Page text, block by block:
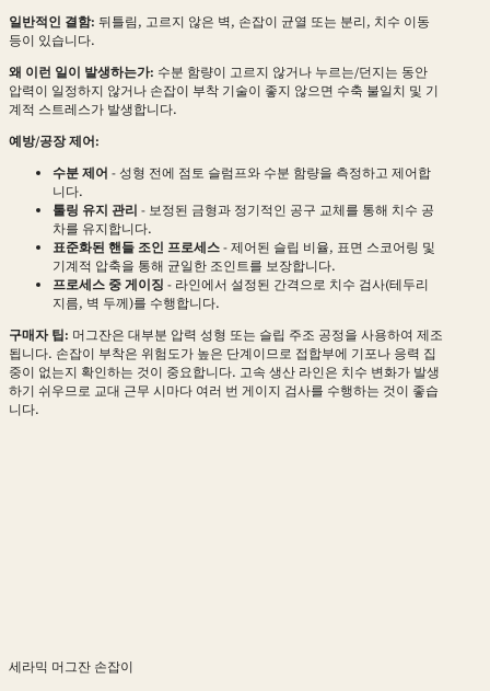
일반적인 결함: 뒤틀림, 고르지 않은 벽, 손잡이 균열 또는 분리, 치수 이동
등이 있습니다.
왜 이런 일이 발생하는가: 수분 함량이 고르지 않거나 누르는/던지는 동안
압력이 일정하지 않거나 손잡이 부착 기술이 좋지 않으면 수축 불일치 및 기
계적 스트레스가 발생합니다.
예방/공장 제어:
수분 제어 - 성형 전에 점토 슬럼프와 수분 함량을 측정하고 제어합
니다.
툴링 유지 관리 - 보정된 금형과 정기적인 공구 교체를 통해 치수 공
차를 유지합니다.
표준화된 핸들 조인 프로세스- 제어된 슬립 비율, 표면 스코어링 및
기계적 압축을 통해 균일한 조인트를 보장합니다.
프로세스 중 게이징 - 라인에서 설정된 간격으로 치수 검사(테두리
지름, 벽 두께)를 수행합니다.
구매자 팁: 머그잔은 대부분 압력 성형 또는 슬립 주조 공정을 사용하여 제조
됩니다. 손잡이 부착은 위험도가 높은 단계이므로 접합부에 기포나 응력 집
중이 없는지 확인하는 것이 중요합니다. 고속 생산 라인은 치수 변화가 발생
하기 쉬우므로 교대 근무 시마다 여러 번 게이지 검사를 수행하는 것이 좋습
니다.
세라믹 머그잔 손잡이